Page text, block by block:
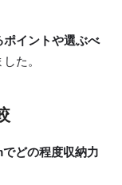
ポイントや選ぶべ
た。
どの程度収納力